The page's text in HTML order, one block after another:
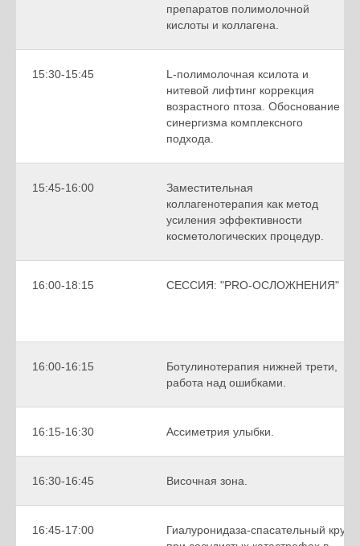
препаратов полимолочной
кислоты и коллагена.
15:30-15:45
L-полимолочная ксилота и
нитевой лифтинг коррекция
возрастного птоза. Обоснование
синергизма комплексного
подхода.
15:45-16:00
Заместительная
коллагенотерапия как метод
усиления эффективности
косметологических процедур.
16:00-18:15 СЕССИЯ: "PRO-ОСЛОЖНЕНИЯ"
16:00-16:15
Ботулинотерапия нижней трети,
работа над ошибками.
16:15-16:30 Ассиметрия улыбки.
16:30-16:45 Височная зона.
16:45-17:00
Гиалуронидаза-спасательный круг